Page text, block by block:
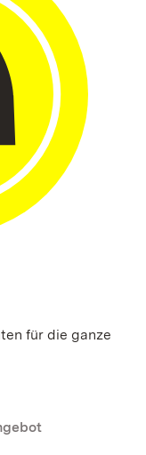
für die ganze